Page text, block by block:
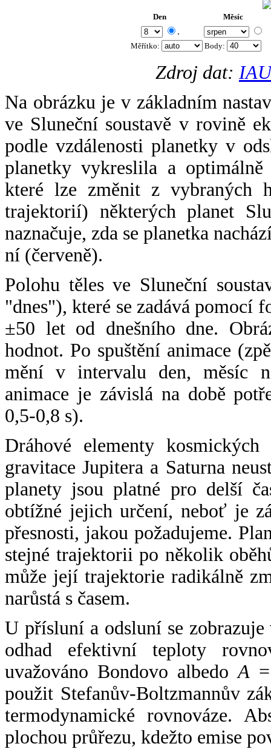
Den Měsíc
.
Měřítko: Body:
Zdroj dat:
Na obrázku je v základním
ve Sluneční soustavě v rovině
podle vzdálenosti planetky v
planetky vykreslila a
které lze změnit z vybraných
trajektorií) některých planet
naznačuje, zda se planetka
ní (červeně).
Polohu těles ve Sluneční
"dnes"), které se zadává pomocí
±50 let od dnešního dne.
hodnot. Po spuštění animace
mění v intervalu den, měsíc
animace je závislá na době
0,5-0,8 s).
Dráhové elementy
gravitace Jupitera a Saturna
planety jsou platné pro delší
obtížné jejich určení, neboť je
přesnosti, jakou požadujeme.
stejné trajektorii po několik
může její trajektorie radikálně
narůstá s časem.
U přísluní a odsluní se
odhad efektivní teploty
uvažováno Bondovo albedoA
použit Stefanův-Boltzmannův
termodynamické rovnováze.
plochou průřezu, kdežto emise